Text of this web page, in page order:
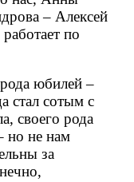
– Алексей
по
юбилей –
стал сотым с
своего рода
но не нам
за